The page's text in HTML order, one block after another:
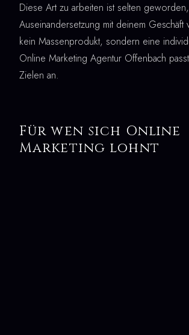
Diese Art zu arbeiten ist selten
Auseinandersetzung mit deinem Geschäft
kein Massenprodukt, sondern eine
Online Marketing Agentur Offenbach
Zielen an.
Für wen sich Online
Marketing lohnt